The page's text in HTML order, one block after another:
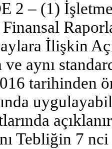
2 – (1)
İlişkin
ve aynı
tarihinden
Tebliğin 7 nci